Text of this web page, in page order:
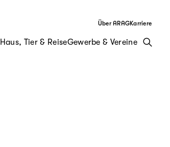
Haus, Tier & ReiseGewerbe & Vereine
Über ARAGKarriere